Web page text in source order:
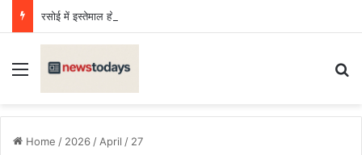
रसोई में इस्तेमाल होने वाले Fortune तेल का सैंपल जांच में फेल, लगा जुर्माना
Menu
Home / 2026 / April / 27